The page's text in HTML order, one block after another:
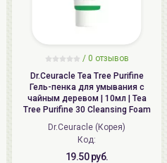
/ 0 отзывов
Dr.Ceuracle Tea Tree Purifine
Гель-пенка для умывания с
чайным деревом | 10мл | Tea
Tree Purifine 30 Cleansing Foam
Dr.Ceuracle (Корея)
Код:
19.50 руб.